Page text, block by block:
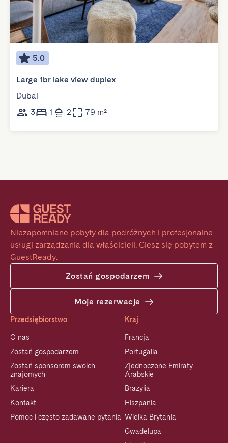
5.0
Large 1br lake view duplex
Dubai
3
1 2 79 m²
Niezapomniane pobyty dla podróżnych i profesjonalne
usługi zarządzania dla właścicieli. Ciesz się pobytem z
GuestReady.
Zostań gospodarzem
Moje rezerwacje
Przedsiębiorstwo
O nas
Zostań gospodarzem
Zostań sponsorem swoich
znajomych
Kariera
Kontakt
Pomoc i często zadawane pytania
Kraj
Francja
Portugalia
Zjednoczone Emiraty
Arabskie
Brazylia
Hiszpania
Wielka Brytania
Gwadelupa